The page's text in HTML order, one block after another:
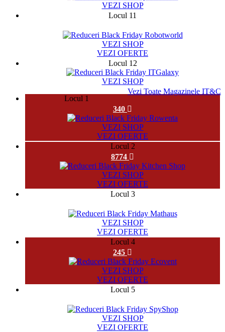
VEZI SHOP
Locul 11
VEZI SHOP
VEZI OFERTE
Locul 12
VEZI SHOP
Vezi Toate Magazinele IT&C
Locul 1
340
VEZI SHOP
VEZI OFERTE
Locul 2
8774
VEZI SHOP
VEZI OFERTE
Locul 3
VEZI SHOP
VEZI OFERTE
Locul 4
245
VEZI SHOP
VEZI OFERTE
Locul 5
VEZI SHOP
VEZI OFERTE